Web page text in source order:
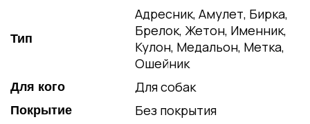
Тип
Адресник, Амулет, Бирка,
Брелок, Жетон, Именник,
Кулон, Медальон, Метка,
Ошейник
Для кого Для собак
Покрытие Без покрытия